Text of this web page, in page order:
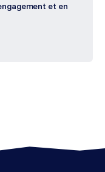
et en